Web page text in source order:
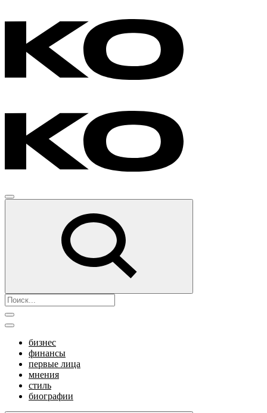
бизнес
финансы
первые лица
мнения
стиль
биографии